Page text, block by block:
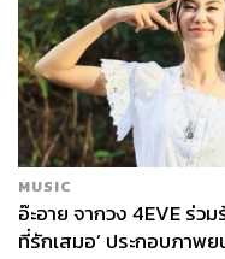
MUSIC
อ๊ะอาย จากวง 4EVE ร่ว
ที่รักเสมอ’ ประกอบภาพ